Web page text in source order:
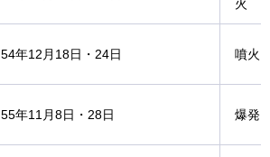
火
54年12月18日・24日 噴火
55年11月8日・28日 爆発